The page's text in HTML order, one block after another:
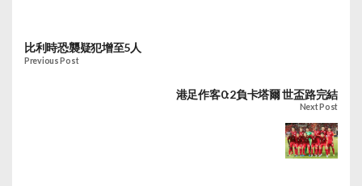
比利時恐襲疑犯增至5人
Previous Post
港足作客0:2負卡塔爾 世盃路完結
Next Post